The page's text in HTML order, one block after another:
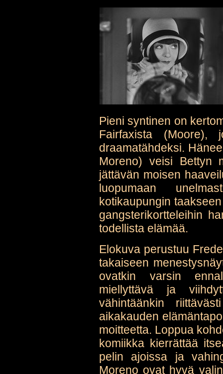
Pieni syntinen on
Fairfaxista (Moore),
draamatähdeksi.
Moreno) veisi Bettyn
jättävän moisen
luopumaan
kotikaupungin
gangsterikortteleihin
todellista elämää.
Elokuva perustuu
takaiseen
ovatkin varsin
miellyttävä ja
vähintäänkin
aikakauden
moitteetta. Loppua
komiikka kierrättää
pelin ajoissa ja
Moreno ovat hyvä